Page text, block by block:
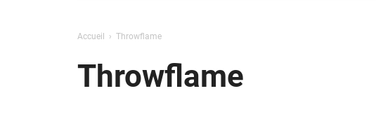
Accueil Throwflame
Throwflame